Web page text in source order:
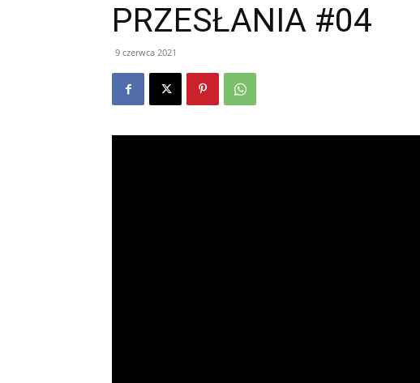
PRZESŁANIA #04
9 czerwca 2021